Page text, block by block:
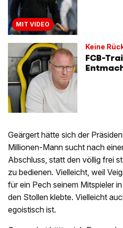
MIT VIDEO
Keine
FCB-
Geärgert hätte sich der
Millionen-Mann sucht nach
Abschluss, statt den völlig frei
zu bedienen. Vielleicht, weil
für ein Pech seinem Mitspieler
den Stollen klebte. Vielleicht
egoistisch ist.